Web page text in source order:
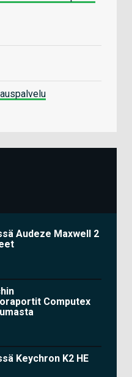
Audeze Maxwell 2
Computex
Keychron K2 HE